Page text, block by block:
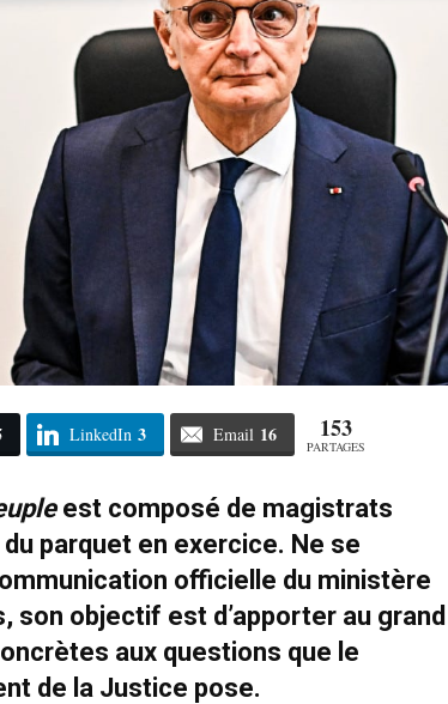
LinkedIn 3 Email 16 153
PARTAGES
est composé de magistrats
parquet en exercice. Ne se
officielle du ministère
son objectif est d’apporter au grand
aux questions que le
de la Justice pose.